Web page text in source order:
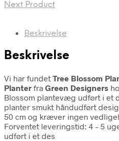
Next Product
Beskrivelse
Beskrivelse
Vi har fundet Tree Blossom
Planter fra Green Designers
Blossom plantevæg udført i et
planter smukt håndudført
50 cm og kræver ingen
Forventet leveringstid: 4 – 5
udført i et des